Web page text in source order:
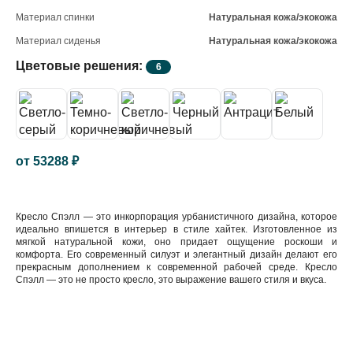
Материал спинки Натуральная кожа/экокожа
Материал сиденья Натуральная кожа/экокожа
Цветовые решения: 6
от 53288 ₽
Кресло Спэлл — это инкорпорация урбанистичного дизайна, которое
идеально впишется в интерьер в стиле хайтек. Изготовленное из
мягкой натуральной кожи, оно придает ощущение роскоши и
комфорта. Его современный силуэт и элегантный дизайн делают его
прекрасным дополнением к современной рабочей среде. Кресло
Спэлл — это не просто кресло, это выражение вашего стиля и вкуса.